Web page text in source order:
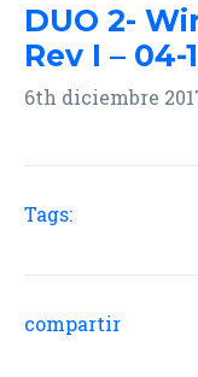
DUO 2-
Rev I – 04-
6th diciembre
Tags:
compartir